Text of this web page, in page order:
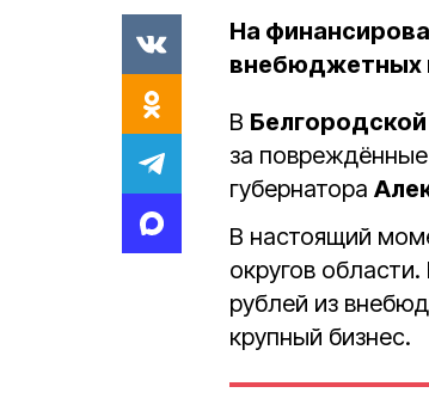
На
внебюджетных
В
за
губернатора
В настоящий
округов
рублей из
крупный бизнес.